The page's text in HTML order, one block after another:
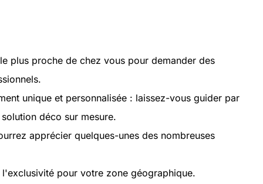
plus proche de chez vous pour demander des
unique et personnalisée : laissez-vous guider par
déco sur mesure.
apprécier quelques-unes des nombreuses
pour votre zone géographique.